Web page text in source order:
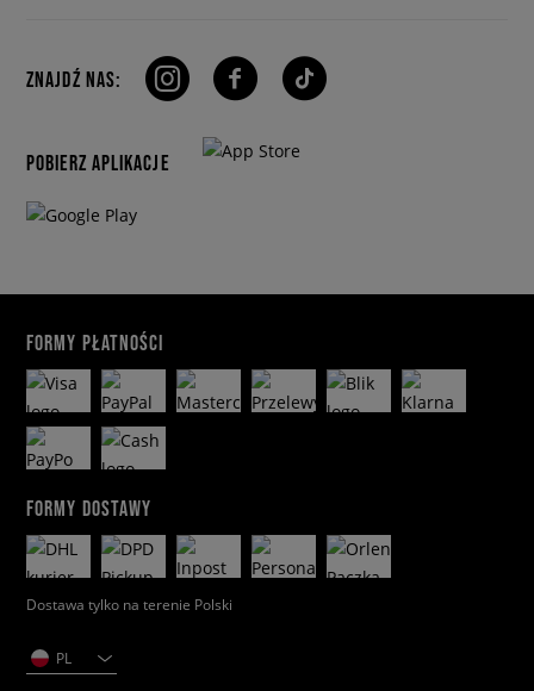
ZNAJDŹ NAS:
POBIERZ APLIKACJE
FORMY PŁATNOŚCI
FORMY DOSTAWY
Dostawa tylko na terenie Polski
PL